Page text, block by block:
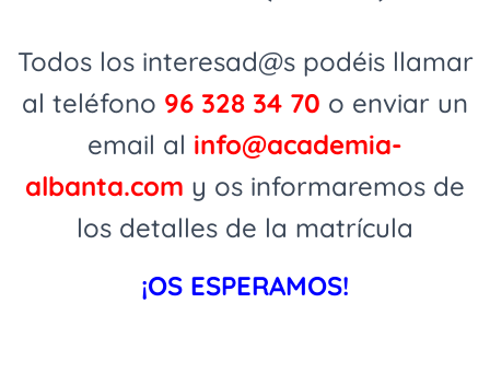
Todos los interesad@s podéis llamar
al teléfono 96 328 34 70 o enviar un
email al info@academia-
albanta.com y os informaremos de
los detalles de la matrícula
¡OS ESPERAMOS!